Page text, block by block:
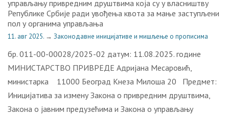
управљању привредним друштвима која су у власништву
Републике Србије ради увођења квота за мање заступљени
пол у органима управљања
11. авг 2025. → Законодавне иницијативе и мишљење о прописима
бр. 011-00-00028/2025-02 датум: 11.08.2025. године
МИНИСТАРСТВО ПРИВРЕДЕ Адријана Месаровић,
министарка 11000 Београд Кнеза Милоша 20 Предмет:
Иницијатива за измену Закона о привредним друштвима,
Закона о јавним предузећима и Закона о управљању